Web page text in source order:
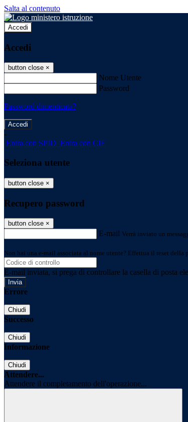
Salta al contenuto
Accedi
Accedi
button close ×
Nome Utente
Password
Password dimenticata?
-
Entra con SPID Entra con CIE
Seleziona utente
button close ×
Recupero password
button close ×
E-mail Verrà inviato un
Non hai una e-mail associata al nome utente? Effettua il reset della
E-mail inviata, si prega di controllare la casella di posta
Errore
Chiudi
Successo
Chiudi
Informazione
Chiudi
Attendere...
Attendere il completamento dell'operazione...